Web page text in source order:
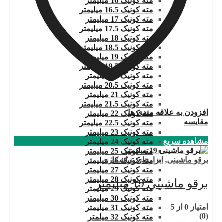
مته کونیک 16.5 میلیمتر
مته کونیک 17 میلیمتر
مته کونیک 17.5 میلیمتر
مته کونیک 18 میلیمتر
مته کونیک 18.5 میلیمتر
مته کونیک 19 میلیمتر
مته کونیک 19.5 میلیمتر
مته کونیک 20 میلیمتر
مته کونیک 20.5 میلیمتر
مته کونیک 21 میلیمتر
مته کونیک 21.5 میلیمتر
مته کونیک 22 میلیمتر
مته کونیک 22.5 میلیمتر
مته کونیک 23 میلیمتر
مته کونیک 24 میلیمتر
مته کونیک 25 میلیمتر
مته کونیک 26 میلیمتر
مته کونیک 27 میلیمتر
مته کونیک 28 میلیمتر
مته کونیک 29 میلیمتر
مته کونیک 30 میلیمتر
مته کونیک 31 میلیمتر
مته کونیک 32 میلمتر
افزودن به علاقه مندی ها
مقایسه
مشاهده سریع
برقو ماشینی, ابزارهای تراشکاری
برقو ماشینی 19 میلیمتر
امتیاز 0 از 5
(0)